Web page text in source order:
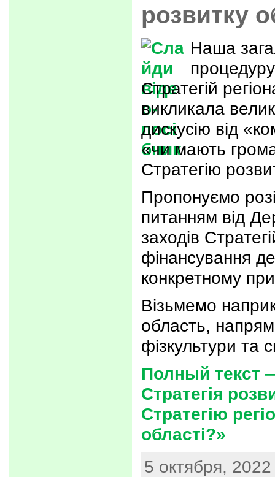
розвитку
Наша
Стратегій
викликала
дискусію від
«чи мають
Стратегію
Пропонуємо
питанням від
заходів
фінансування
конкретному
Візьмемо
область,
фізкультури та
Полный текст
Стратегія
Стратегію
області?»
5 октября,